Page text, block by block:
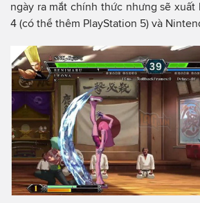
ngày ra mắt chính thức nhưng sẽ xuất
4 (có thể thêm PlayStation 5) và